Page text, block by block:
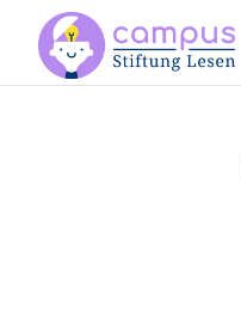
Zum Hauptinhalt